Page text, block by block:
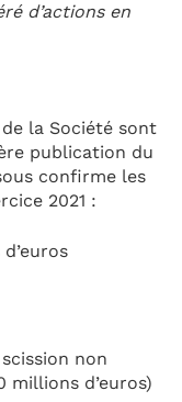
d’actions en
la Société sont
publication du
confirme les
2021 :
non
millions d’euros)